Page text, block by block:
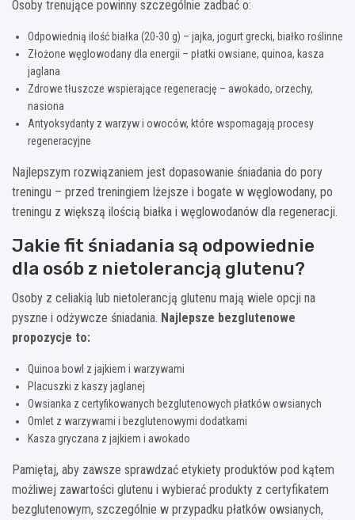
Osoby trenujące powinny szczególnie zadbać o:
Odpowiednią ilość białka (20-30 g) – jajka, jogurt grecki, białko roślinne
Złożone węglowodany dla energii – płatki owsiane, quinoa, kasza
jaglana
Zdrowe tłuszcze wspierające regenerację – awokado, orzechy,
nasiona
Antyoksydanty z warzyw i owoców, które wspomagają procesy
regeneracyjne
Najlepszym rozwiązaniem jest dopasowanie śniadania do pory
treningu – przed treningiem lżejsze i bogate w węglowodany, po
treningu z większą ilością białka i węglowodanów dla regeneracji.
Jakie fit śniadania są odpowiednie
dla osób z nietolerancją glutenu?
Osoby z celiakią lub nietolerancją glutenu mają wiele opcji na
pyszne i odżywcze śniadania. Najlepsze bezglutenowe
propozycje to:
Quinoa bowl z jajkiem i warzywami
Placuszki z kaszy jaglanej
Owsianka z certyfikowanych bezglutenowych płatków owsianych
Omlet z warzywami i bezglutenowymi dodatkami
Kasza gryczana z jajkiem i awokado
Pamiętaj, aby zawsze sprawdzać etykiety produktów pod kątem
możliwej zawartości glutenu i wybierać produkty z certyfikatem
bezglutenowym, szczególnie w przypadku płatków owsianych,